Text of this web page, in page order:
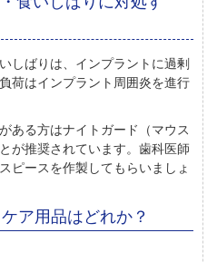
しばりは、インプラントに過剰
荷はインプラント周囲炎を進行
ある方はナイトガード（マウス
が推奨されています。歯科医師
ピースを作製してもらいましょ
ア用品はどれか？